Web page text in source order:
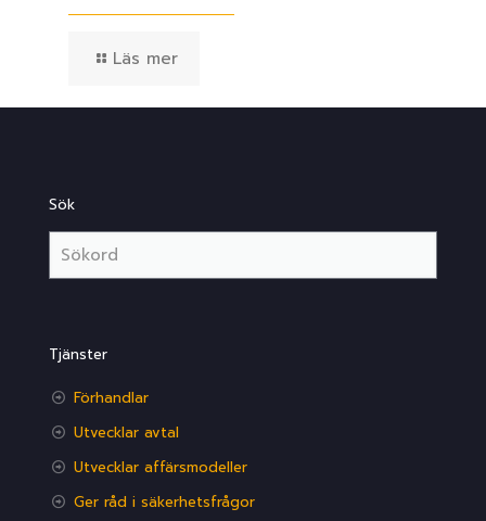
Läs mer
Sök
Tjänster
Förhandlar
Utvecklar avtal
Utvecklar affärsmodeller
Ger råd i säkerhetsfrågor